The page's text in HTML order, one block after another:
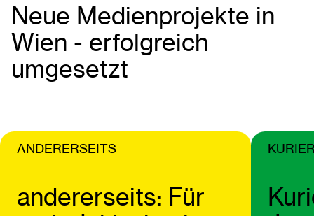
Neue Medienprojekte in
Wien - erfolgreich
umgesetzt
andererseits: Für
ANDERERSEITS